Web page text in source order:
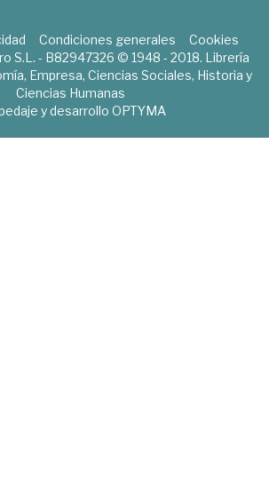
Condiciones generales
Cookies
S.L. - B82947326 © 1948 - 2018. Librería
Empresa, Ciencias Sociales, Historia y
Ciencias Humanas
y desarrollo OPTYMA